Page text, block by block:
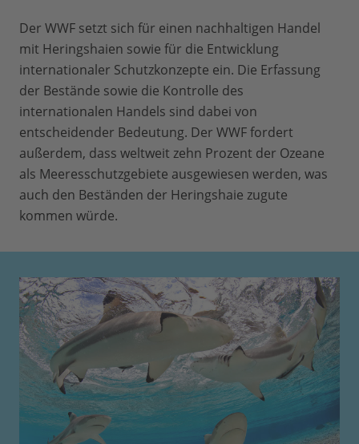
Der WWF setzt sich für einen nachhaltigen Handel
mit Heringshaien sowie für die Entwicklung
internationaler Schutzkonzepte ein. Die Erfassung
der Bestände sowie die Kontrolle des
internationalen Handels sind dabei von
entscheidender Bedeutung. Der WWF fordert
außerdem, dass weltweit zehn Prozent der Ozeane
als Meeresschutzgebiete ausgewiesen werden, was
auch den Beständen der Heringshaie zugute
kommen würde.